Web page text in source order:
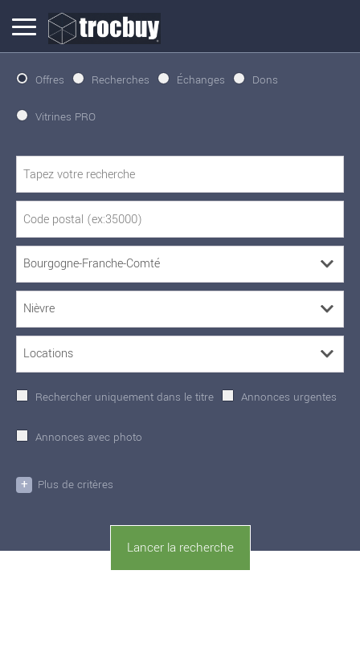
Offres Recherches Échanges Dons
Vitrines PRO
Rechercher uniquement dans le titre Annonces urgentes
Annonces avec photo
+ Plus de critères